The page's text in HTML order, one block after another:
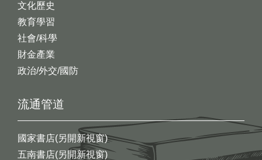
文化歷史
教育學習
社會/科學
財金產業
政治/外交/國防
流通管道
國家書店(另開新視窗)
五南書店(另開新視窗)